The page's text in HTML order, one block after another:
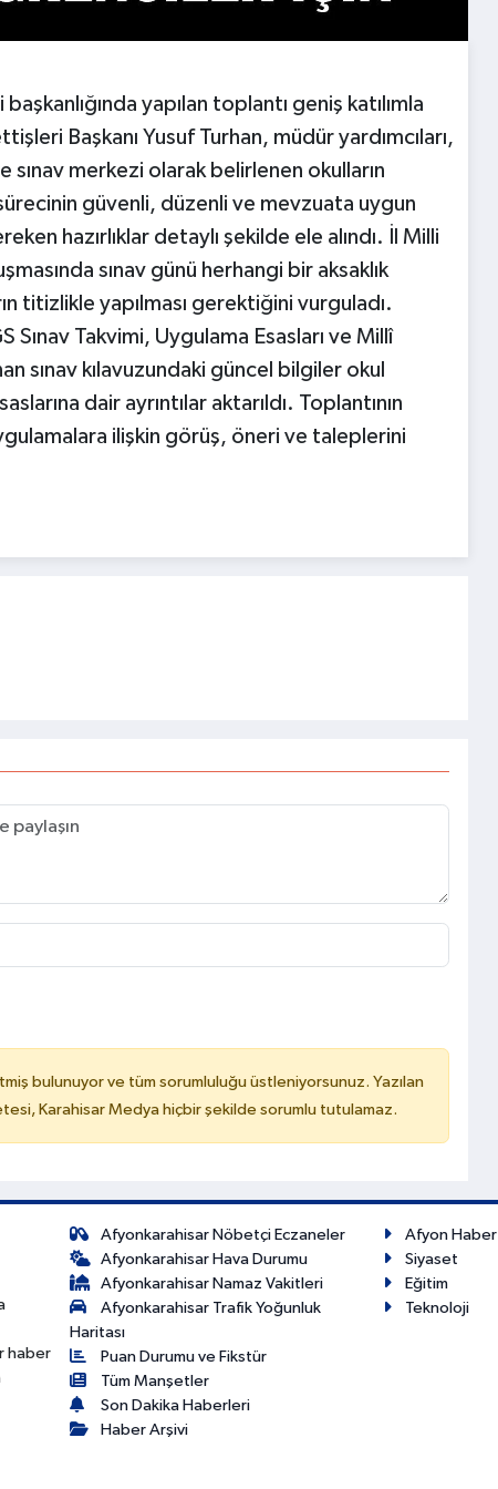
yapılan toplantı geniş katılımla
Başkanı Yusuf Turhan, müdür yardımcıları,
merkezi olarak belirlenen okulların
güvenli, düzenli ve mevzuata uygun
hazırlıklar detaylı şekilde ele alındı. İl Milli
sınav günü herhangi bir aksaklık
titizlikle yapılması gerektiğini vurguladı.
Sınav Takvimi, Uygulama Esasları ve Millî
sınav kılavuzundaki güncel bilgiler okul
dair ayrıntılar aktarıldı. Toplantının
ilişkin görüş, öneri ve taleplerini
bulunuyor ve tüm sorumluluğu üstleniyorsunuz. Yazılan
Karahisar Medya hiçbir şekilde sorumlu tutulamaz.
haber
Afyonkarahisar Nöbetçi Eczaneler
Afyonkarahisar Hava Durumu
Afyonkarahisar Namaz Vakitleri
Afyonkarahisar Trafik Yoğunluk
Haritası
Puan Durumu ve Fikstür
Tüm Manşetler
Son Dakika Haberleri
Haber Arşivi
Afyon Haber
Siyaset
Eğitim
Teknoloji